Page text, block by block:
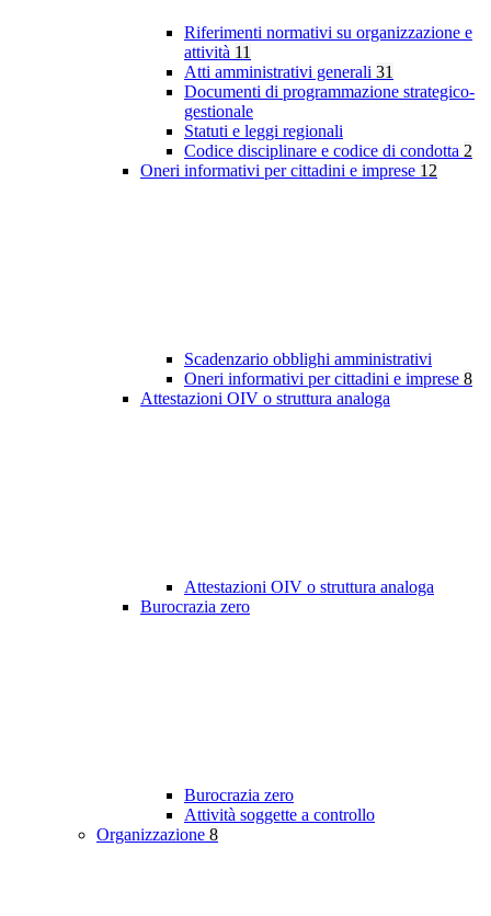
Riferimenti normativi su organizzazione e
attività 11
Atti amministrativi generali 31
Documenti di programmazione strategico-
gestionale
Statuti e leggi regionali
Codice disciplinare e codice di condotta 2
Oneri informativi per cittadini e imprese 12
Scadenzario obblighi amministrativi
Oneri informativi per cittadini e imprese 8
Attestazioni OIV o struttura analoga
Attestazioni OIV o struttura analoga
Burocrazia zero
Burocrazia zero
Attività soggette a controllo
Organizzazione 8